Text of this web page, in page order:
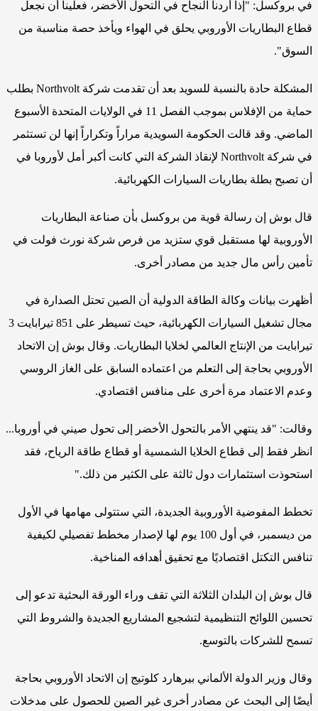
في بروكسل: "إذا أردنا النجاح في التحول الأخضر، فعلينا أن نجعل
قطاع البطاريات الأوروبي يحلق في الهواء ويأخذ حصة مناسبة من
السوق".
المشكلة حادة بالنسبة للسويد بعد أن تقدمت شركة Northvolt بطلب
حماية من الإفلاس بموجب الفصل 11 في الولايات المتحدة الأسبوع
الماضي. وقد قالت الحكومة السويدية مراراً وتكراراً إنها لن تستثمر
في شركة Northvolt لإنقاذ الشركة التي كانت أكبر أمل لأوروبا في
أن تصبح بطلة بطاريات السيارات الكهربائية.
قال بوش إن رسالة قوية من بروكسل بأن صناعة البطاريات
الأوروبية لها مستقبل قوي ستزيد من فرص شركة نورث فولت في
تأمين رأس مال جديد من مصادر أخرى.
أظهرت بيانات وكالة الطاقة الدولية أن الصين تحتل الصدارة في
مجال تشغيل السيارات الكهربائية، حيث تسيطر على 851 تيرابايت 3
تيرابايت من الإنتاج العالمي لخلايا البطاريات. وقال بوش إن الاتحاد
الأوروبي بحاجة إلى التعلم من اعتماده السابق على الغاز الروسي
وعدم الاعتماد مرة أخرى على منافس اقتصادي.
وقالت: "قد ينتهي الأمر بالتحول الأخضر إلى تحول صيني في أوروبا...
انظر فقط إلى قطاع الخلايا الشمسية أو قطاع طاقة الرياح، فقد
استحوذت استثمارات دول ثالثة على الكثير من ذلك."
تخطط المفوضية الأوروبية الجديدة، التي ستتولى مهامها في الأول
من ديسمبر، في أول 100 يوم لها لإصدار مخطط تفصيلي لكيفية
تنافس التكتل اقتصاديًا مع تحقيق أهدافه المناخية.
قال بوش إن البلدان الثلاثة التي تقف وراء الورقة البحثية تدعو إلى
تحسين اللوائح التنظيمية لتشجيع المشاريع الجديدة والشروط التي
تسمح للشركات بالتوسع.
وقال وزير الدولة الألماني بيرهارد كلوتيج إن الاتحاد الأوروبي بحاجة
أيضًا إلى البحث عن مصادر أخرى غير الصين للحصول على مدخلات